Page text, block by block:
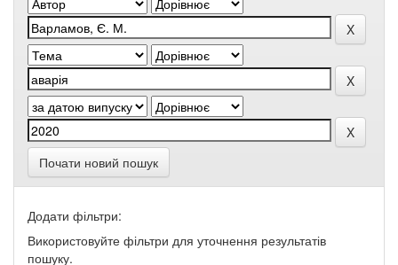
Почати новий пошук
Додати фільтри:
Використовуйте фільтри для уточнення результатів
пошуку.